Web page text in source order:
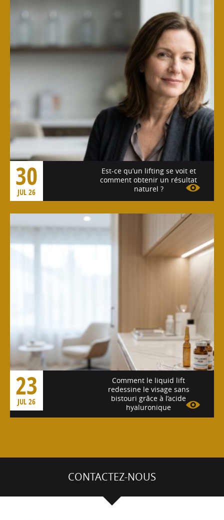
30
JUL 26
Est-ce qu’un lifting se voit et
comment obtenir un résultat
naturel ?
Voir l'article
23
JUL 26
Comment le liquid lift
redessine le visage sans
bistouri grâce à l’acide
hyaluronique
CONTACTEZ-NOUS